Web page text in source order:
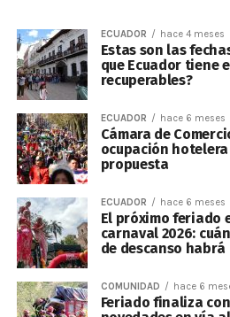
ECUADOR hace 4 meses
Estas son las
que Ecuador tiene
recuperables?
ECUADOR hace 6 meses
Cámara de
ocupación
propuesta
ECUADOR hace 6 meses
El próximo feriado
carnaval 2026:
de descanso habrá
COMUNIDAD hace 6
Feriado finaliza